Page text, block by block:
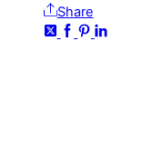
Share